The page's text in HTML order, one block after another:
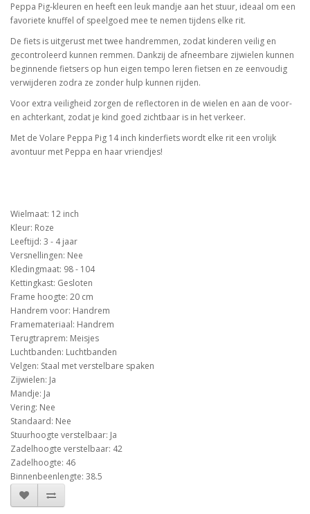
Peppa Pig-kleuren en heeft een leuk mandje aan het stuur, ideaal om een
favoriete knuffel of speelgoed mee te nemen tijdens elke rit.
De fiets is uitgerust met twee handremmen, zodat kinderen veilig en
gecontroleerd kunnen remmen. Dankzij de afneembare zijwielen kunnen
beginnende fietsers op hun eigen tempo leren fietsen en ze eenvoudig
verwijderen zodra ze zonder hulp kunnen rijden.
Voor extra veiligheid zorgen de reflectoren in de wielen en aan de voor-
en achterkant, zodat je kind goed zichtbaar is in het verkeer.
Met de Volare Peppa Pig 14 inch kinderfiets wordt elke rit een vrolijk
avontuur met Peppa en haar vriendjes!
Wielmaat: 12 inch
Kleur: Roze
Leeftijd: 3 - 4 jaar
Versnellingen: Nee
Kledingmaat: 98 - 104
Kettingkast: Gesloten
Frame hoogte: 20 cm
Handrem voor: Handrem
Framemateriaal: Handrem
Terugtraprem: Meisjes
Luchtbanden: Luchtbanden
Velgen: Staal met verstelbare spaken
Zijwielen: Ja
Mandje: Ja
Vering: Nee
Standaard: Nee
Stuurhoogte verstelbaar: Ja
Zadelhoogte verstelbaar: 42
Zadelhoogte: 46
Binnenbeenlengte: 38.5